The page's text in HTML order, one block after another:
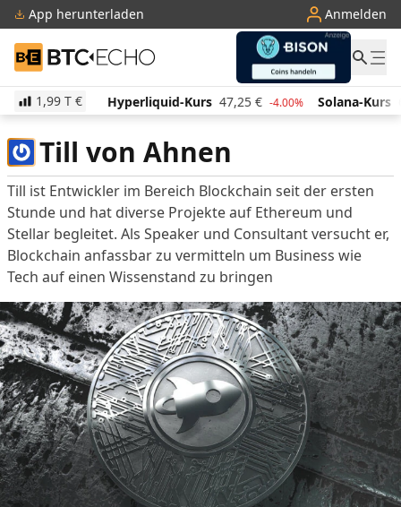
App herunterladen Anmelden
BTC-ECHO
1,99 T €
€ -0.20% Hyperliquid-Kurs 47,25 € -4.00% Solana-Kurs
Till von Ahnen
Till ist Entwickler im Bereich Blockchain seit der ersten
Stunde und hat diverse Projekte auf Ethereum und
Stellar begleitet. Als Speaker und Consultant versucht er,
Blockchain anfassbar zu vermitteln um Business wie
Tech auf einen Wissenstand zu bringen